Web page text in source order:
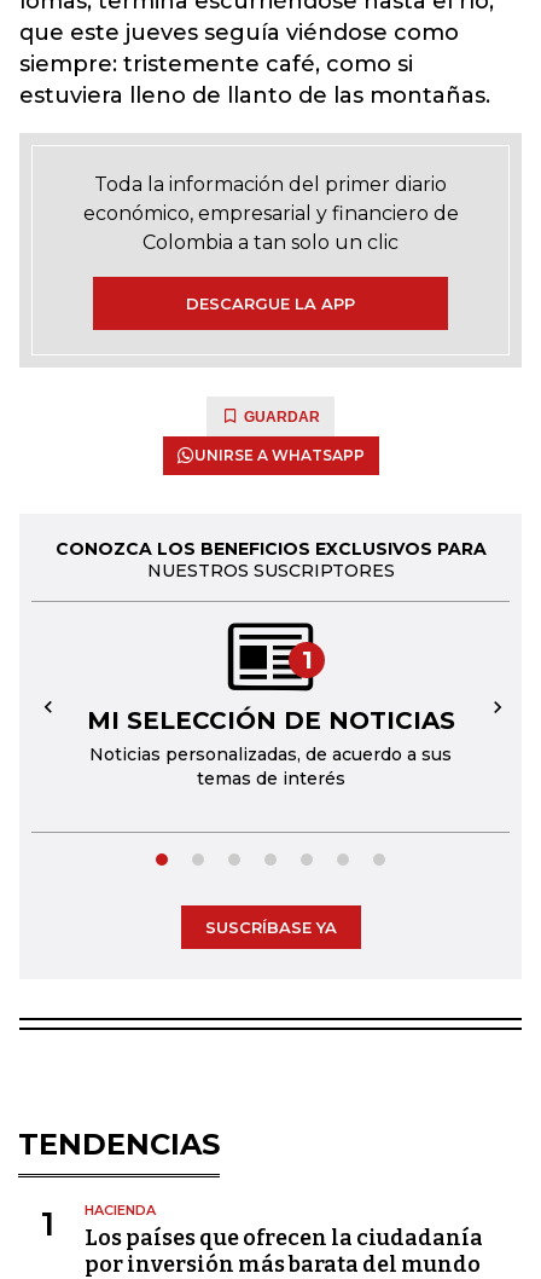
que este jueves seguía viéndose como
siempre: tristemente café, como si
estuviera lleno de llanto de las montañas.
Toda la información del primer diario
económico, empresarial y financiero de
Colombia a tan solo un clic
DESCARGUE LA APP
GUARDAR
UNIRSE A WHATSAPP
CONOZCA LOS BENEFICIOS EXCLUSIVOS PARA
NUESTROS SUSCRIPTORES
1
MI SELECCIÓN DE NOTICIAS
Noticias personalizadas, de acuerdo a sus
temas de interés
← →
SUSCRÍBASE YA
TENDENCIAS
1 HACIENDA
Los países que ofrecen la ciudadanía
por inversión más barata del mundo